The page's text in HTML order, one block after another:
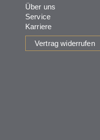
Über uns
Service
Karriere
Vertrag widerrufen